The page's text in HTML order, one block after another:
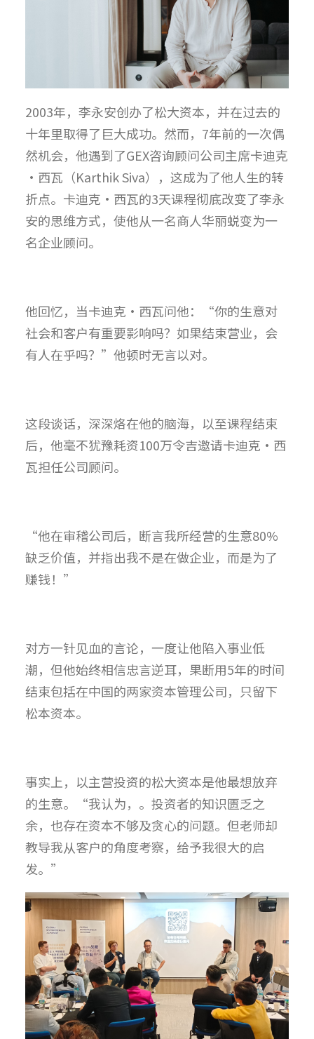
2003年，李永安创办了松大资本，并在过去的
十年里取得了巨大成功。然而，7年前的一次偶
然机会，他遇到了GEX咨询顾问公司主席卡迪克
·西瓦（Karthik Siva），这成为了他人生的转
折点。卡迪克·西瓦的3天课程彻底改变了李永
安的思维方式，使他从一名商人华丽蜕变为一
名企业顾问。
他回忆，当卡迪克·西瓦问他：“你的生意对
社会和客户有重要影响吗？如果结束营业，会
有人在乎吗？”他顿时无言以对。
这段谈话，深深烙在他的脑海，以至课程结束
后，他毫不犹豫耗资100万令吉邀请卡迪克·西
瓦担任公司顾问。
“他在审稽公司后，断言我所经营的生意80%
缺乏价值，并指出我不是在做企业，而是为了
赚钱！”
对方一针见血的言论，一度让他陷入事业低
潮，但他始终相信忠言逆耳，果断用5年的时间
结束包括在中国的两家资本管理公司，只留下
松本资本。
事实上，以主营投资的松大资本是他最想放弃
的生意。“我认为，。投资者的知识匮乏之
余，也存在资本不够及贪心的问题。但老师却
教导我从客户的角度考察，给予我很大的启
发。”